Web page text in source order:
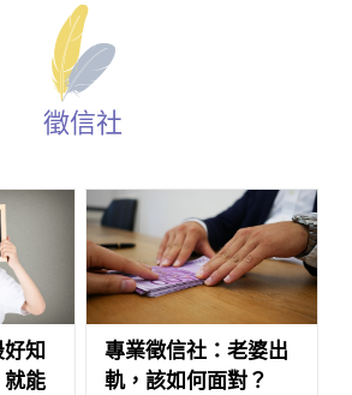
徵信社
知
就能
專業徵信社：老婆出
軌，該如何面對？